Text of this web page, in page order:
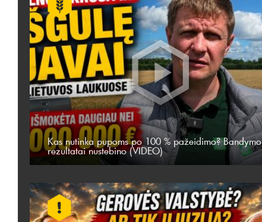
Kas nutinka pupoms po 100 % pažeidimo? Bandymo
rezultatai nustebino (VIDEO)